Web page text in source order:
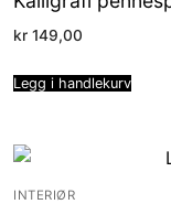
kr 149,00
Legg i handlekurv
INTERIØR